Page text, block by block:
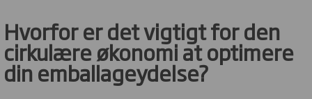
Hvorfor er det vigtigt for den
cirkulære økonomi at optimere
din emballageydelse?